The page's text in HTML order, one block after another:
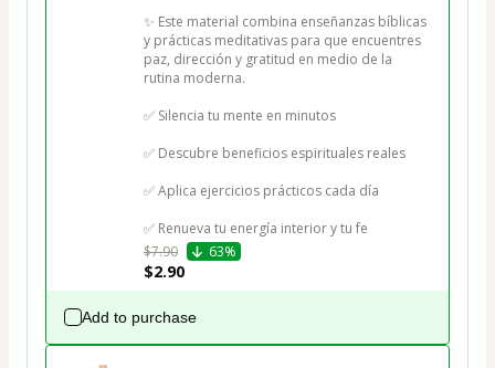
✨ Este material combina enseñanzas bíblicas
y prácticas meditativas para que encuentres
paz, dirección y gratitud en medio de la
rutina moderna.
✅ Silencia tu mente en minutos
✅ Descubre beneficios espirituales reales
✅ Aplica ejercicios prácticos cada día
✅ Renueva tu energía interior y tu fe
$7.90
63%
$2.90
Add to purchase